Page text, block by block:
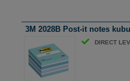
3M 2028B Post-it notes
DIRECT